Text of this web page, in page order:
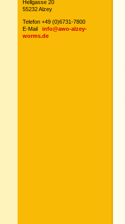
Hellgasse 20
55232 Alzey
Telefon +49 (0)6731-7800
E-Mail info@awo-alzey-
worms.de